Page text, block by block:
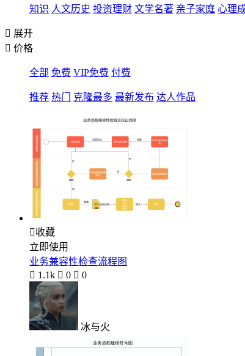
知识 人文历史 投资理财 文学名著 亲子家庭 心理
 展开
 价格
全部 免费 VIP免费 付费
推荐 热门 克隆最多 最新发布 达人作品
收藏
立即使用
业务兼容性检查流程图
 1.1k  0  0
冰与火